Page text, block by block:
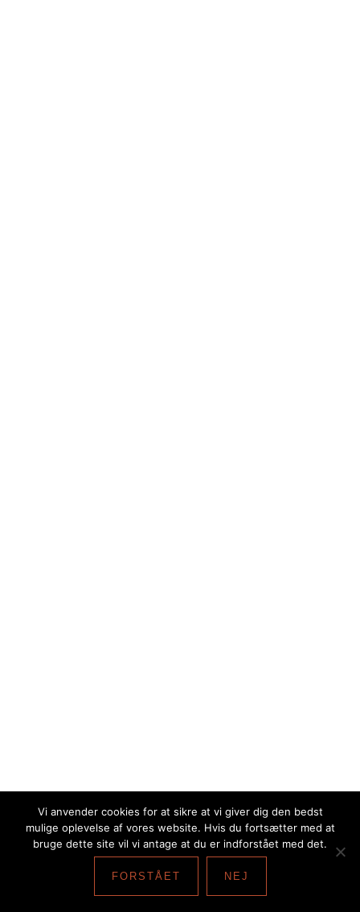
NYESTE INDLÆG
Viggas Halsedisse med mohair Junior - strikkeopskrift til
Vi anvender cookies for at sikre at vi giver dig den bedst
mulige oplevelse af vores website. Hvis du fortsætter med at
bruge dette site vil vi antage at du er indforstået med det.
FORSTÅET NEJ